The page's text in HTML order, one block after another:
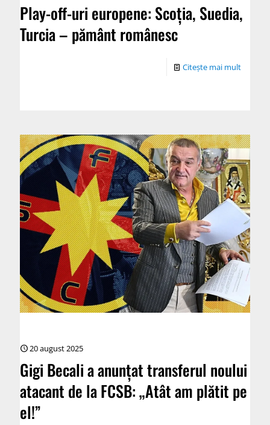
Play-off-uri europene: Scoția, Suedia,
Turcia – pământ românesc
Citește mai mult
20 august 2025
Gigi Becali a anunțat transferul noului
atacant de la FCSB: „Atât am plătit pe
el!”